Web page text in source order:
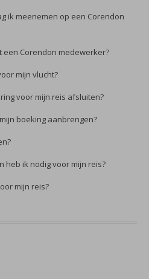
ik meenemen op een Corendon
een Corendon medewerker?
mijn vlucht?
voor mijn reis afsluiten?
boeking aanbrengen?
heb ik nodig voor mijn reis?
mijn reis?